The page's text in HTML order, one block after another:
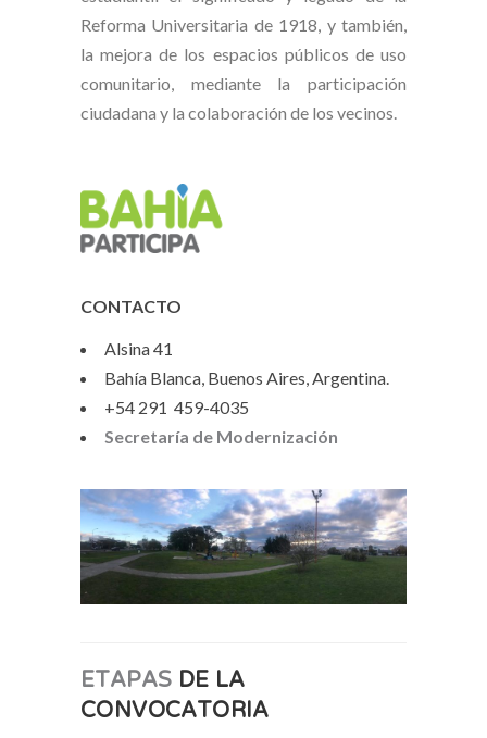
Reforma Universitaria de 1918, y también,
la mejora de los espacios públicos de uso
comunitario, mediante la participación
ciudadana y la colaboración de los vecinos.
CONTACTO
Alsina 41
Bahía Blanca, Buenos Aires, Argentina.
+54 291 459-4035
Secretaría de Modernización
ETAPAS DE LA
CONVOCATORIA